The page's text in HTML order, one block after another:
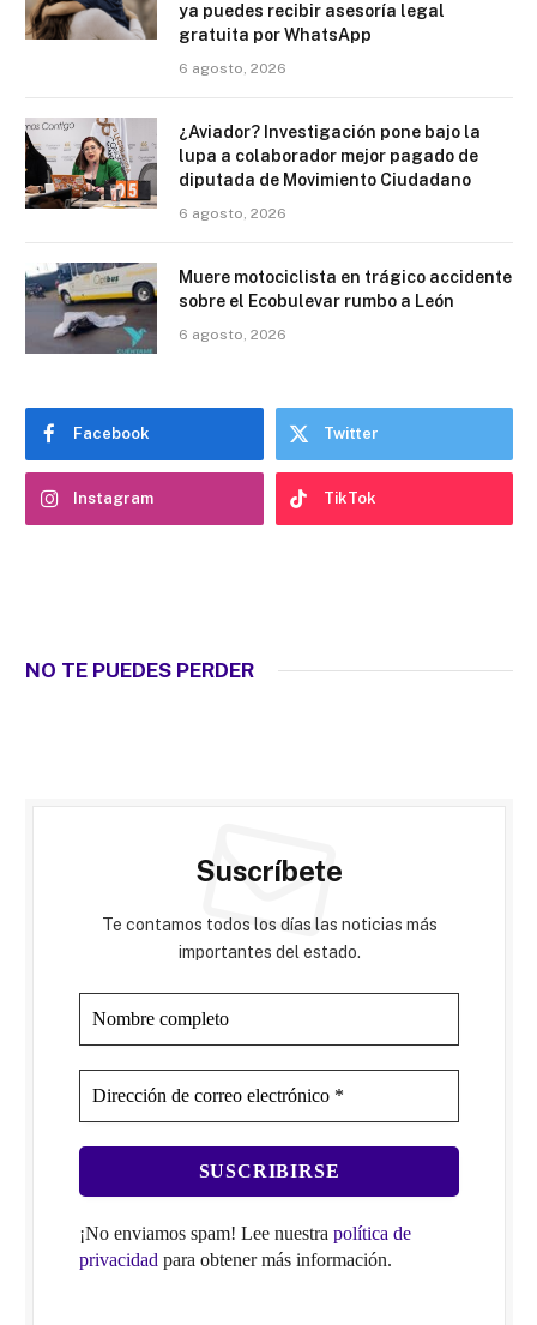
ya puedes recibir asesoría legal
gratuita por WhatsApp
6 agosto, 2026
¿Aviador? Investigación pone bajo la
lupa a colaborador mejor pagado de
diputada de Movimiento Ciudadano
6 agosto, 2026
Muere motociclista en trágico accidente
sobre el Ecobulevar rumbo a León
6 agosto, 2026
Facebook Twitter
Instagram TikTok
NO TE PUEDES PERDER
Suscríbete
Te contamos todos los días las noticias más
importantes del estado.
¡No enviamos spam! Lee nuestra política de
privacidadpara obtener más información.